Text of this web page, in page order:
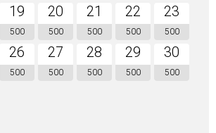
19
500
20
500
21
500
22
500
23
500
26
500
27
500
28
500
29
500
30
500